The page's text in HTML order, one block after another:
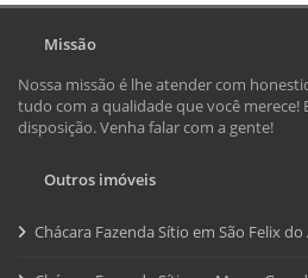
Missão
Nossa missão é lhe atender com
tudo com a qualidade que você merece!
disposição. Venha falar com a gente!
Outros imóveis
Chácara Fazenda Sítio em São Felix do